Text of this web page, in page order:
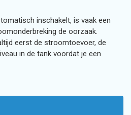
inschakelt, is vaak een
de oorzaak.
eerst de stroomtoevoer, de
in de tank voordat je een